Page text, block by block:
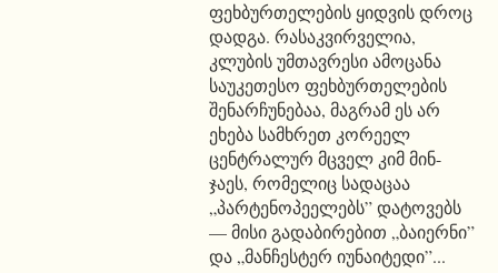
ფეხბურთელების ყიდვის დროც
დადგა. რასაკვირველია,
კლუბის უმთავრესი ამოცანა
საუკეთესო ფეხბურთელების
შენარჩუნებაა, მაგრამ ეს არ
ეხება სამხრეთ კორეელ
ცენტრალურ მცველ კიმ მინ-
ჯაეს, რომელიც სადაცაა
„პარტენოპეელებს” დატოვებს
— მისი გადაბირებით „ბაიერნი”
და „მანჩესტერ იუნაიტედი”...